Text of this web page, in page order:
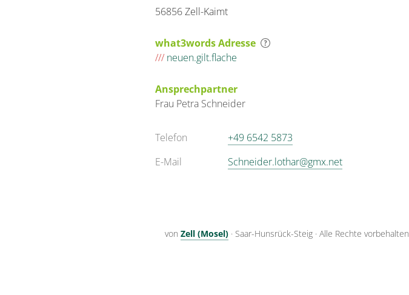
56856 Zell-Kaimt
what3words Adresse
/// neuen.gilt.flache
Ansprechpartner
Frau Petra Schneider
Telefon
+49 6542 5873
E-Mail
Schneider.lothar@gmx.net
von Zell (Mosel) · Saar-Hunsrück-Steig · Alle Rechte vorbehalten